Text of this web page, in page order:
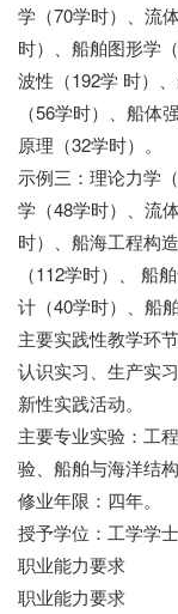
学（70学时）、流
时）、船舶图形学
波性（192学 时）
（56学时）、船体
原理（32学时）。
示例三：理论力学
学（48学时）、流
时）、船海工程构
（112学时）、 船
计（40学时）、船
主要实践性教学环
认识实习、生产实
新性实践活动。
主要专业实验：工
验、船舶与海洋结
修业年限：四年。
授予学位：工学学士
职业能力要求
职业能力要求